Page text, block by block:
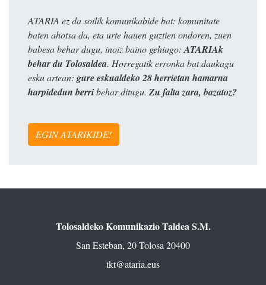
ATARIA ez da soilik komunikabide bat: komunitate
baten ahotsa da, eta urte hauen guztien ondoren, zuen
babesa behar dugu, inoiz baino gehiago: ATARIAk
behar du Tolosaldea. Horregatik erronka bat daukagu
esku artean: gure eskualdeko 28 herrietan hamarna
harpidedun berribehar ditugu. Zu falta zara, bazatoz?
EGIN ATARIKIDE!
Tolosaldeko Komunikazio Taldea S.M.
San Esteban, 20 Tolosa 20400
tkt@ataria.eus